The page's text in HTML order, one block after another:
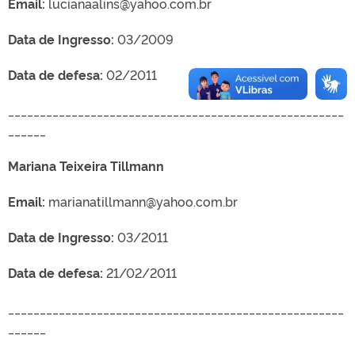
Data de Ingresso: 03/2009
Data de defesa: 02/2011
Mariana Teixeira Tillmann
Email: marianatillmann@yahoo.com.br
Data de Ingresso: 03/2011
Data de defesa: 21/02/2011